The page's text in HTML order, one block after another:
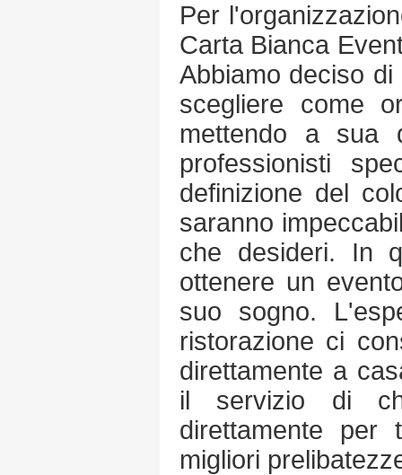
Per
Carta Bianca
Abbiamo deciso
scegliere come
mettendo a sua
professionisti
definizione del
saranno
che desideri. In
ottenere un
suo sogno.
ristorazione ci
direttamente a
il servizio di
direttamente
migliori